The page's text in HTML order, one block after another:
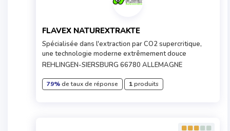
FLAVEX NATUREXTRAKTE
Spécialisée dans l'extraction par CO2 supercritique,
une technologie moderne extrêmement douce
REHLINGEN-SIERSBURG 66780 ALLEMAGNE
79%de taux de réponse 1produits